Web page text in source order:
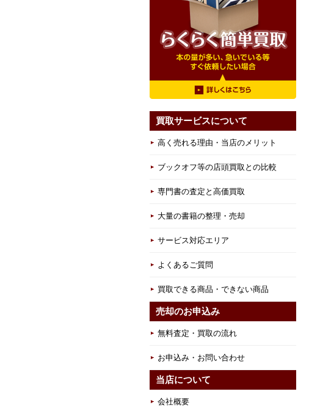
買取サービスについて
高く売れる理由・当店のメリット
ブックオフ等の店頭買取との比較
専門書の査定と高価買取
大量の書籍の整理・売却
サービス対応エリア
よくあるご質問
買取できる商品・できない商品
売却のお申込み
無料査定・買取の流れ
お申込み・お問い合わせ
当店について
会社概要